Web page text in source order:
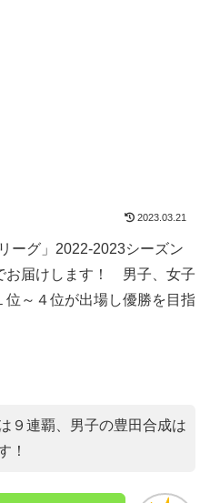
2023.03.21
ーグ」2022-2023シーズン
お届けします！ 男子、女子
～４位が出場し優勝を目指
９連覇、男子の豊田合成は
！